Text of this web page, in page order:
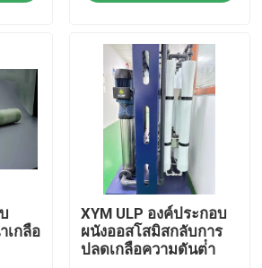
เกลือ
XYM ULP องค์ประกอบ
ผนังออสโสมิสกลับการ
ปลดเกลือความดันต่ํา